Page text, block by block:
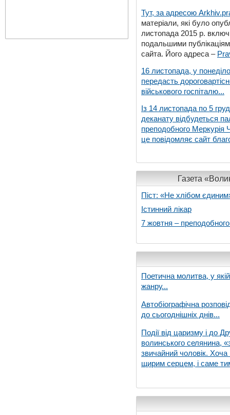
Тут, за адресою
матеріали, які було
листопада 2015 р.
подальшими
сайта. Його адреса –
16 листопада, у
передасть
військового госпіталю...
Із 14 листопада по 5
деканату відбудеться
преподобного Меркурія
це повідомляє сайт
Газета
Піст: «Не хлібом
Істинний лікар
7 жовтня –
Поетична молитва, у
жанру...
Автобіографічна
до сьогоднішніх днів...
Події від царизму і до
волинського селянина,
звичайний чоловік. Хоча
щирим серцем, і саме